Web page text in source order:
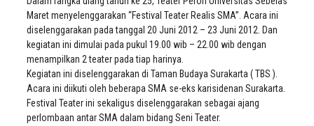
Maret menyelenggarakan “Festival Teater Realis SMA”. Acara ini
diselenggarakan pada tanggal 20 Juni 2012 – 23 Juni 2012. Dan
kegiatan ini dimulai pada pukul 19.00 wib – 22.00 wib dengan
menampilkan 2 teater pada tiap harinya.
Kegiatan ini diselenggarakan di Taman Budaya Surakarta ( TBS ).
Acara ini diikuti oleh beberapa SMA se-eks karisidenan Surakarta.
Festival Teater ini sekaligus diselenggarakan sebagai ajang
perlombaan antar SMA dalam bidang Seni Teater.